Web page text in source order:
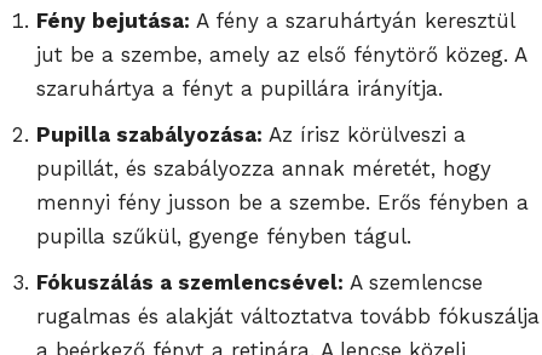
Fény bejutása: A fény a szaruhártyán keresztül
jut be a szembe, amely az első fénytörő közeg. A
szaruhártya a fényt a pupillára irányítja.
Pupilla szabályozása: Az írisz körülveszi a
pupillát, és szabályozza annak méretét, hogy
mennyi fény jusson be a szembe. Erős fényben a
pupilla szűkül, gyenge fényben tágul.
Fókuszálás a szemlencsével: A szemlencse
rugalmas és alakját változtatva tovább fókuszálja
a beérkező fényt a retinára. A lencse közeli